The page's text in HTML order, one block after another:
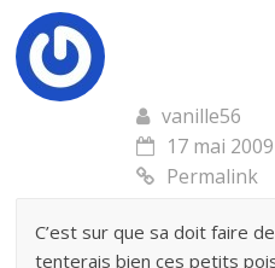
vanille56
17 mai
Permalink
C’est sur que sa doit faire
tenterais bien ces petits